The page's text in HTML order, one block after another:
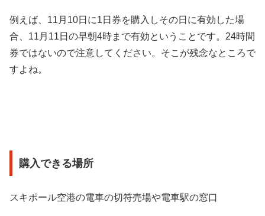
例えば、11月10日に1日券を購入しその日に有効した場
合、11月11日の早朝4時まで有効ということです。24時間
券ではないので注意してください。そこが残念なところで
すよね。
購入できる場所
スキポール空港の電車の切符売場や電車駅の窓口